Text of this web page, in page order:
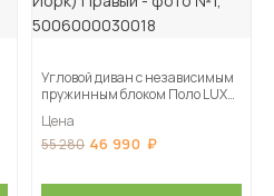
Угловой диван с независимым
пружинным блоком Поло LUX
Цена
55 280 46 990